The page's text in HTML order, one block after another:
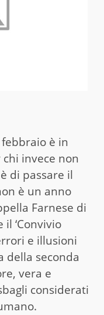
febbraio è in
chi invece non
di passare il
è un anno
Farnese di
il ‘Convivio
e illusioni
della seconda
vera e
considerati